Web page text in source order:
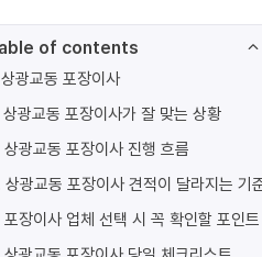
of contents
상광교동 포장이사
상광교동 포장이사가 잘 맞는 상황
상광교동 포장이사 진행 흐름
상광교동 포장이사 견적이 달라지는 기
포장이사 업체 선택 시 꼭 확인할 포인트